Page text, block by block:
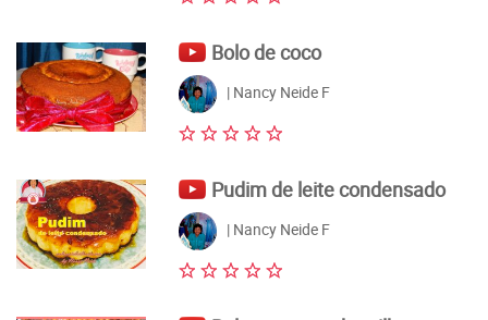
Bolo de coco
| Nancy Neide F
Pudim de leite condensado
| Nancy Neide F